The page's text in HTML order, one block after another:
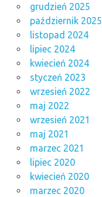
grudzień 2025
październik 2025
listopad 2024
lipiec 2024
kwiecień 2024
styczeń 2023
wrzesień 2022
maj 2022
wrzesień 2021
maj 2021
marzec 2021
lipiec 2020
kwiecień 2020
marzec 2020